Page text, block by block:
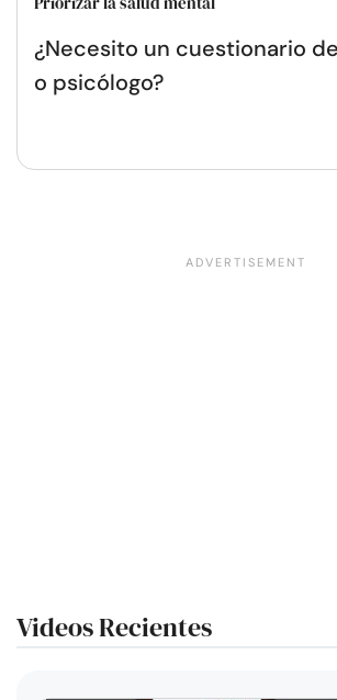
¿Necesito un cuestionario
o psicólogo?
Videos Recientes